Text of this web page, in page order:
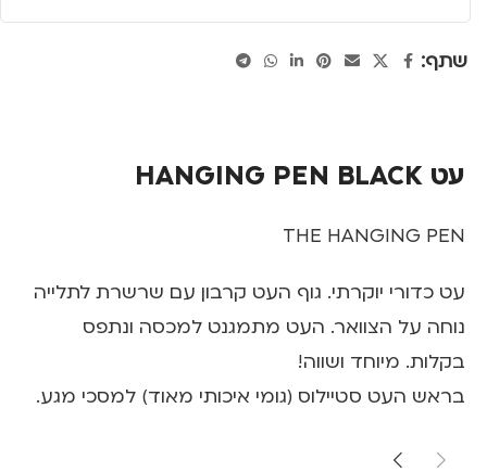
שתף:
עט HANGING PEN BLACK
THE HANGING PEN
עט כדורי יוקרתי. גוף העט קרבון עם שרשרת לתלייה
נוחה על הצוואר. העט מתמגנט למכסה ונתפס
בקלות. מיוחד ושווה!
בראש העט סטיילוס (גומי איכותי מאוד) למסכי מגע.